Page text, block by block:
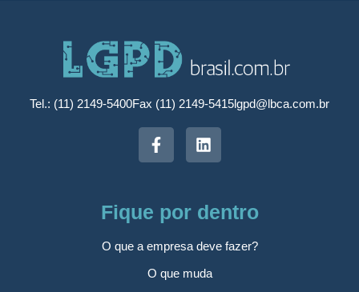
Tel.: (11) 2149-5400Fax (11) 2149-5415lgpd@lbca.com.br
Fique por dentro
O que a empresa deve fazer?
O que muda